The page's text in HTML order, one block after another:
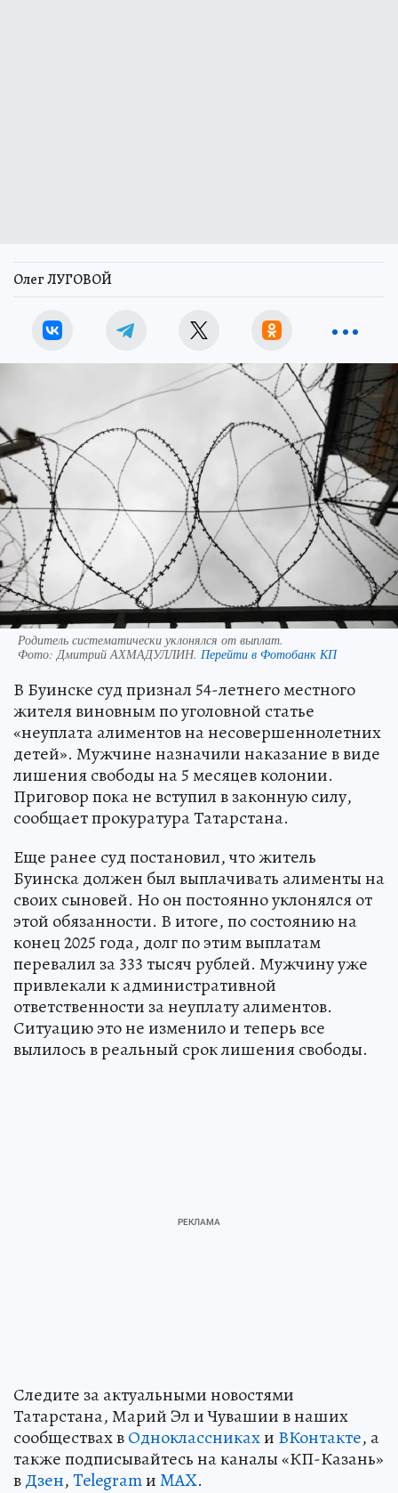
Олег ЛУГОВОЙ
Родитель систематически уклонялся от выплат.
Фото: Дмитрий АХМАДУЛЛИН. Перейти в Фотобанк КП
В Буинске суд признал 54-летнего местного
жителя виновным по уголовной статье
«неуплата алиментов на несовершеннолетних
детей». Мужчине назначили наказание в виде
лишения свободы на 5 месяцев колонии.
Приговор пока не вступил в законную силу,
сообщает прокуратура Татарстана.
Еще ранее суд постановил, что житель
Буинска должен был выплачивать алименты на
своих сыновей. Но он постоянно уклонялся от
этой обязанности. В итоге, по состоянию на
конец 2025 года, долг по этим выплатам
перевалил за 333 тысяч рублей. Мужчину уже
привлекали к административной
ответственности за неуплату алиментов.
Ситуацию это не изменило и теперь все
вылилось в реальный срок лишения свободы.
Следите за актуальными новостями
Татарстана, Марий Эл и Чувашии в наших
сообществах вОдноклассникахи ВКонтакте, а
также подписывайтесь на каналы «КП-Казань»
вДзен,TelegramиMAX.